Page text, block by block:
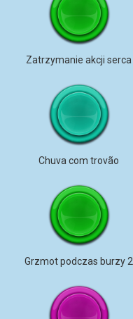
Zatrzymanie akcji serca
Chuva com trovão
Grzmot podczas burzy 2